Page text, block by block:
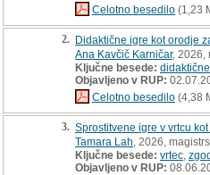
Celotno besedilo (1,23
2. Didaktične igre kot orodje
Ana Kavčič Karničar, 2026,
Ključne besede:
Objavljeno v RUP:
Celotno besedilo (4,38
3. Sprostitvene igre v vrtcu
Tamara Lah , 2026,
Ključne besede: vrtec
Objavljeno v RUP: